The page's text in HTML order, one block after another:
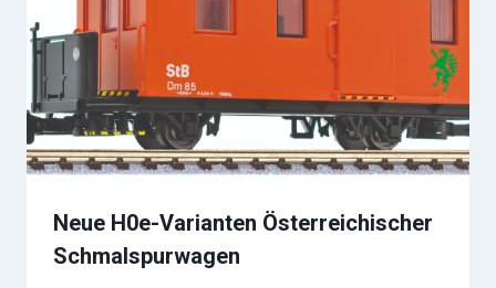
Neue H0e-Varianten Österreichischer
Schmalspurwagen